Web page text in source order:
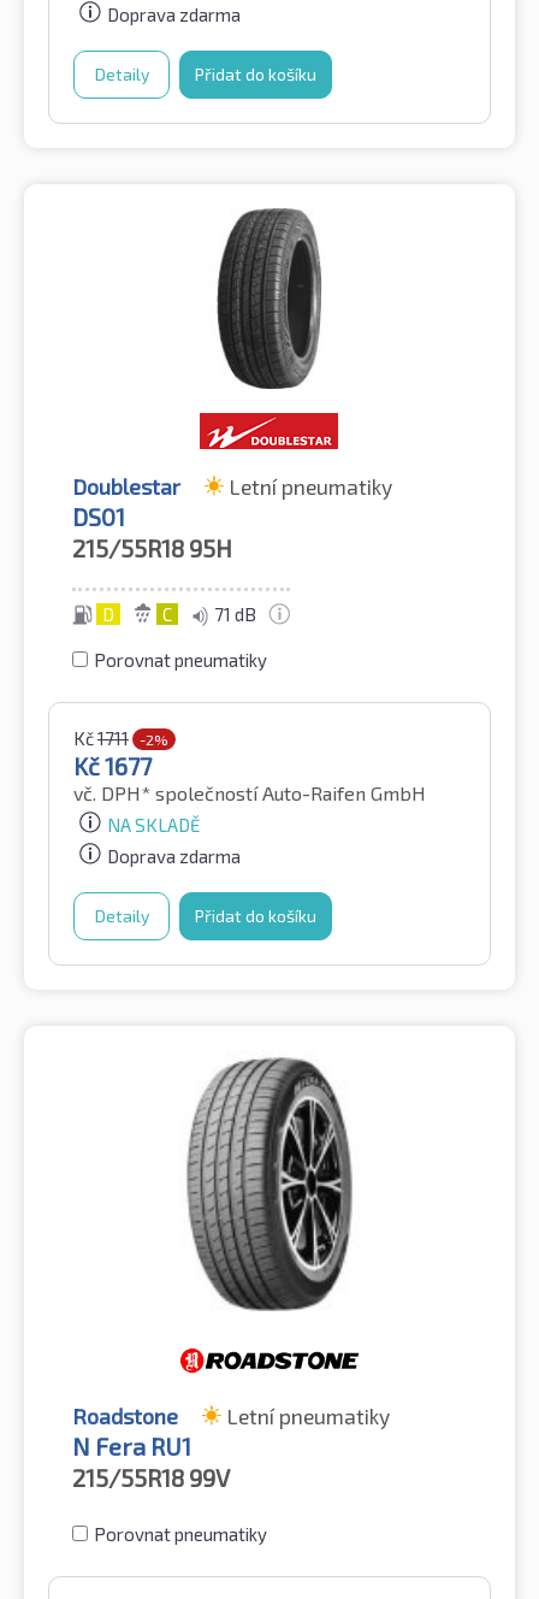
Doprava zdarma
Detaily Přidat do košíku
Doublestar Letní pneumatiky
DS01
215/55R18 95H
D C 71 dB
Porovnat pneumatiky
Kč1711 -2%
Kč1677
vč. DPH* společností Auto-Raifen GmbH
NA SKLADĚ
Doprava zdarma
Detaily Přidat do košíku
Roadstone Letní pneumatiky
N Fera RU1
215/55R18 99V
Porovnat pneumatiky